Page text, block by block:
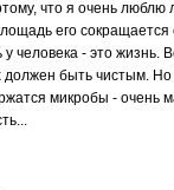
что я очень люблю
его
человека - это жизнь.
должен быть чистым. Но
микробы - очень